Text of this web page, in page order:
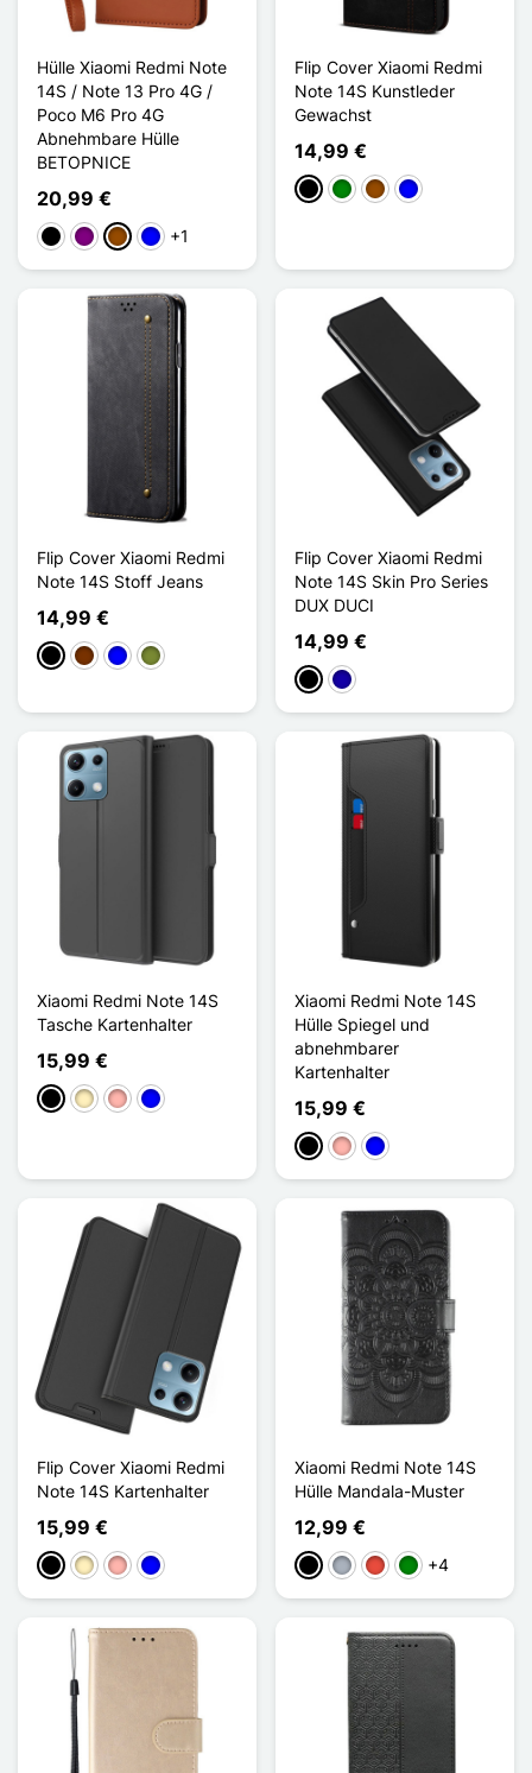
Hülle Xiaomi Redmi Note
14S / Note 13 Pro 4G /
Poco M6 Pro 4G
Abnehmbare Hülle
BETOPNICE
20,99 €
Schwarz
ViolettBraunBlau+1
Flip Cover Xiaomi Redmi
Note 14S Kunstleder
Gewachst
14,99 €
Schwarz
GrünBraunBlau
Flip Cover Xiaomi Redmi
Note 14S Stoff Jeans
14,99 €
Schwarz
KaffeeBlauKhaki
Flip Cover Xiaomi Redmi
Note 14S Skin Pro Series
DUX DUCI
14,99 €
SchwarzDunkelblau
Xiaomi Redmi Note 14S
Tasche Kartenhalter
15,99 €
Schwarz
GoldenRoségold
Blau
Xiaomi Redmi Note 14S
Hülle Spiegel und
abnehmbarer
Kartenhalter
15,99 €
SchwarzRoségold
Blau
Flip Cover Xiaomi Redmi
Note 14S Kartenhalter
15,99 €
Schwarz
GoldenRoségold
Blau
Xiaomi Redmi Note 14S
Hülle Mandala-Muster
12,99 €
Schwarz
GrauRot Grün+4